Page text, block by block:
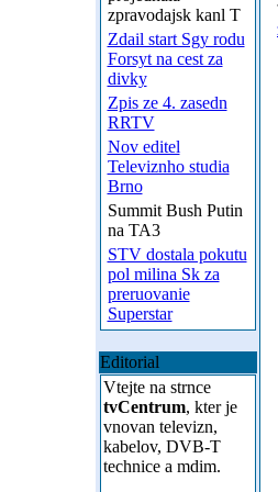
zpravodajsk kanl T
Zdail start Sgy rodu
Forsyt na cest za
divky
Zpis ze 4. zasedn
RRTV
Nov editel
Televiznho studia
Brno
Summit Bush Putin
na TA3
STV dostala pokutu
pol milina Sk za
preruovanie
Superstar
Editorial
Vtejte na strnce
tvCentrum, kter je
vnovan televizn,
kabelov, DVB-T
technice a mdim.